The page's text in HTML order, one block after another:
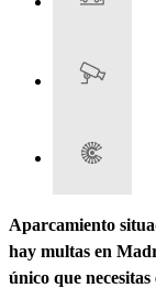
Aparcamiento
hay multas en
único que